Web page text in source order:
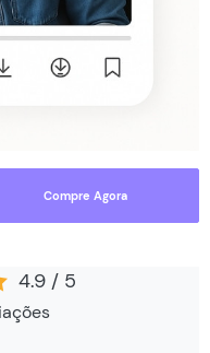
Compre Agora
4.9/ 5